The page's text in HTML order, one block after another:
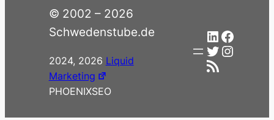
© 2002 – 2026
Schwedenstube.de
2024, 2026 Liquid
Marketing
PHOENIXSEO
LinkedIn
Twitter
RSS-Feed